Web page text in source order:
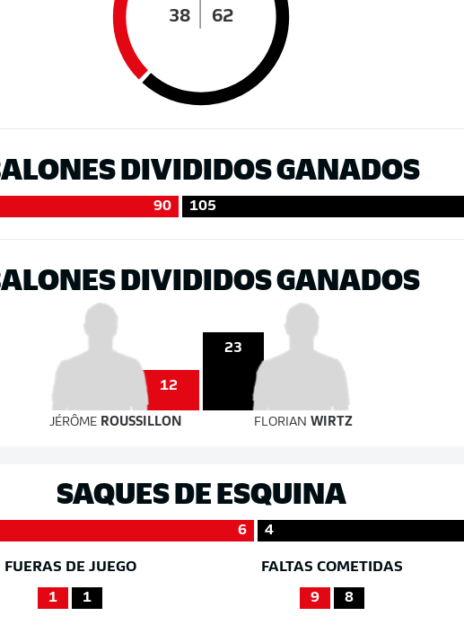
38 62
DIVIDIDOS GANADOS
90 105
DIVIDIDOS GANADOS
12
23
JÉRÔME ROUSSILLON FLORIAN WIRTZ
SAQUES DE ESQUINA
6 4
FUERAS DE JUEGO
1 1
FALTAS COMETIDAS
9 8